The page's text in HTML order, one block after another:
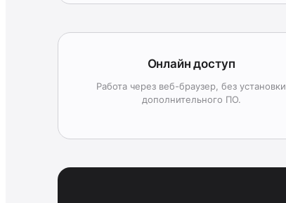
Онлайн доступ
Работа через веб-браузер, без установки
дополнительного ПО.